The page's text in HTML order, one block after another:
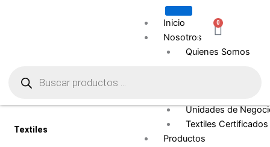
Inicio
Nosotros
Quienes Somos
Unidades de
Textiles Certificados
Productos
0
Carrito
productos
Textiles